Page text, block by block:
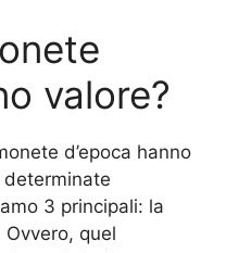
valore?
d’epoca hanno
3 principali: la
quel